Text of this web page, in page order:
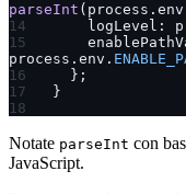
parseInt
logLevel:
process.env.
  };
}
Notate parseInt con
JavaScript.